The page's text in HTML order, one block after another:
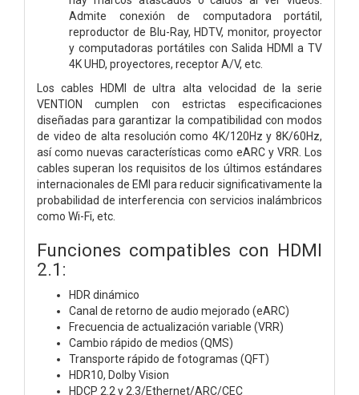
Admite conexión de computadora portátil,
reproductor de Blu-Ray, HDTV, monitor, proyector
y computadoras portátiles con Salida HDMI a TV
4K UHD, proyectores, receptor A/V, etc.
Los cables HDMI de ultra alta velocidad de la serie
VENTION cumplen con estrictas especificaciones
diseñadas para garantizar la compatibilidad con modos
de video de alta resolución como 4K/120Hz y 8K/60Hz,
así como nuevas características como eARC y VRR. Los
cables superan los requisitos de los últimos estándares
internacionales de EMI para reducir significativamente la
probabilidad de interferencia con servicios inalámbricos
como Wi-Fi, etc.
Funciones compatibles con HDMI
2.1:
HDR dinámico
Canal de retorno de audio mejorado (eARC)
Frecuencia de actualización variable (VRR)
Cambio rápido de medios (QMS)
Transporte rápido de fotogramas (QFT)
HDR10, Dolby Vision
HDCP 2.2 y 2.3/Ethernet/ARC/CEC